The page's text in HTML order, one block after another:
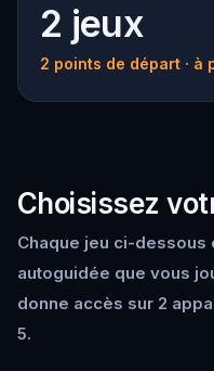
2 jeux
2 points de départ · à
Choisissez
Chaque jeu ci-dessous
autoguidée que vous
donne accès sur 2
5.